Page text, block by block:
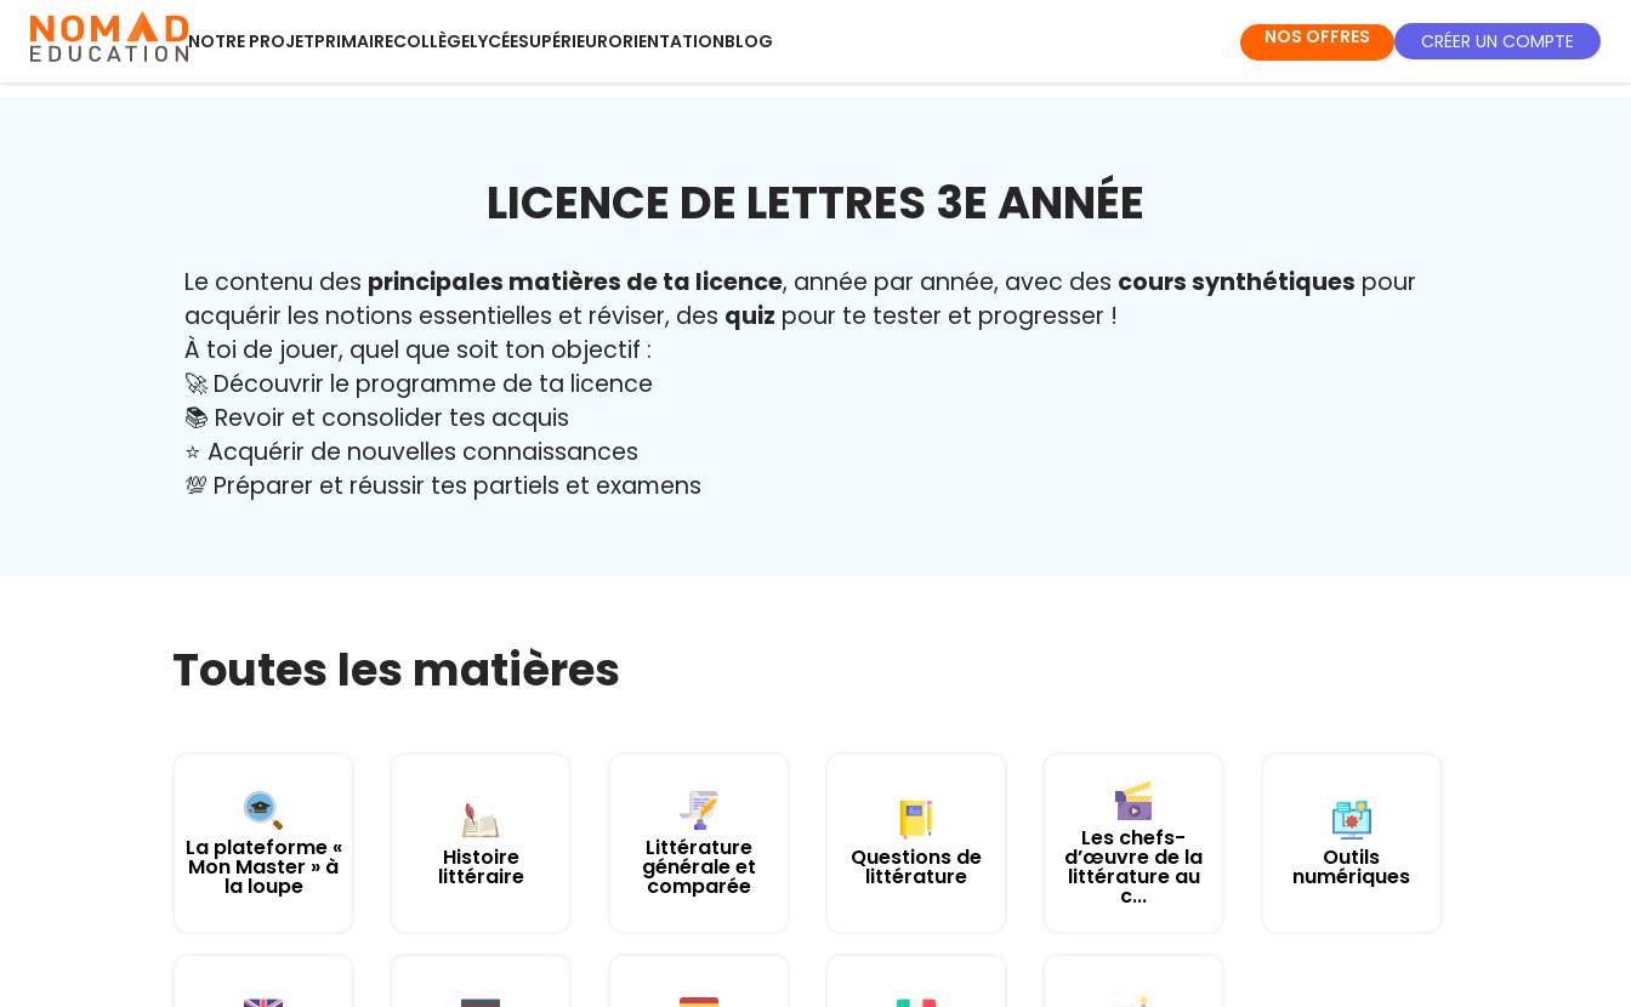
NOTRE PROJETPRIMAIRECOLLÈGELYCÉESUPÉRIEURORIENTATIONBLOG NOS OFFRES CRÉER UN COMPTE
LICENCE DE LETTRES 3E ANNÉE
Le contenu des principales matières de ta licence, année par année, avec des cours synthétiques pour
acquérir les notions essentielles et réviser, des quiz pour te tester et progresser !
À toi de jouer, quel que soit ton objectif :
🚀 Découvrir le programme de ta licence
📚 Revoir et consolider tes acquis
⭐️ Acquérir de nouvelles connaissances
💯 Préparer et réussir tes partiels et examens
Toutes les matières
La plateforme «
Mon Master » à
la loupe
Histoire
littéraire
Littérature
générale et
comparée
Questions de
littérature
Les chefs-
d’œuvre de la
littérature au
c...
Outils
numériques